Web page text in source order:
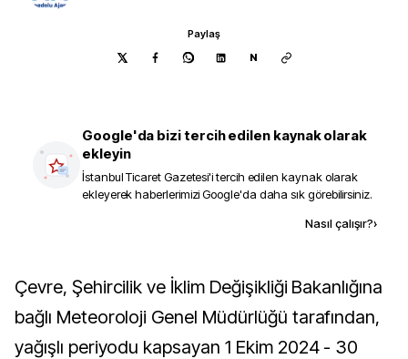
Paylaş
N
Google'da bizi tercih edilen kaynak olarak
ekleyin
İstanbul Ticaret Gazetesi'i tercih edilen kaynak olarak
ekleyerek haberlerimizi Google'da daha sık görebilirsiniz.
Nasıl çalışır?›
Çevre, Şehircilik ve İklim Değişikliği Bakanlığına
bağlı Meteoroloji Genel Müdürlüğü tarafından,
yağışlı periyodu kapsayan 1 Ekim 2024 - 30